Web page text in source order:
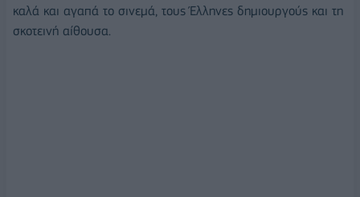
καλά και αγαπά το σινεμά, τους Έλληνες δημιουργούς και τη
σκοτεινή αίθουσα.